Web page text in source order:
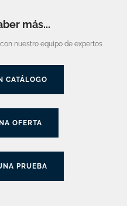
más...
nuestro equipo de expertos
CATÁLOGO
OFERTA
PRUEBA